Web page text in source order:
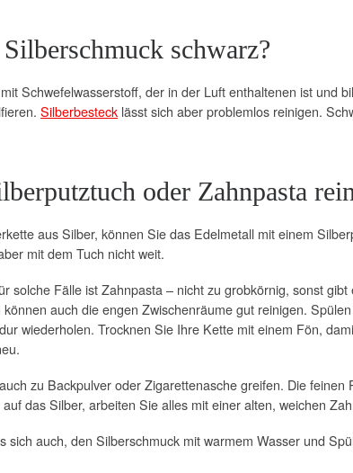
schwarz?
Schwefelwasserstoff, der in der Luft enthaltenen ist und
Silberbesteck lässt sich aber problemlos reinigen.
oder Zahnpasta
aus Silber, können Sie das Edelmetall mit einem
mit dem Tuch nicht weit.
solche Fälle ist Zahnpasta – nicht zu grobkörnig, sonst
auch die engen Zwischenräume gut reinigen.
wiederholen. Trocknen Sie Ihre Kette mit einem Fön,
zu Backpulver oder Zigarettenasche greifen. Die
das Silber, arbeiten Sie alles mit einer alten, weichen
sich auch, den Silberschmuck mit warmem Wasser und